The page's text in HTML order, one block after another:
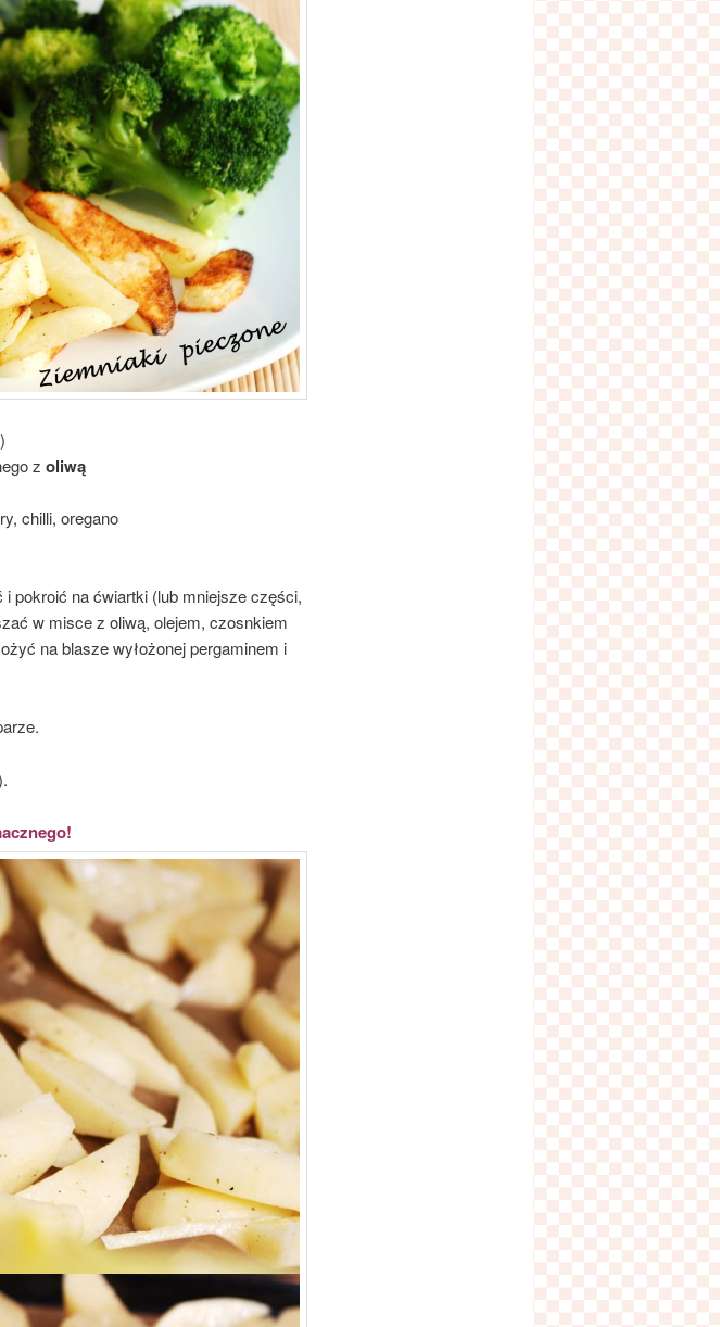
zoliwą
chilli, oregano
pokroić na ćwiartki (lub mniejsze części,
w misce z oliwą, olejem, czosnkiem
na blasze wyłożonej pergaminem i